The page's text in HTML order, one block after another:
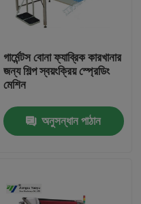
গার্মেন্টস বোনা ফ্যাব্রিক কারখানার
জন্য শিল্প স্বয়ংক্রিয় স্প্রেডিং
মেশিন
অনুসন্ধান পাঠান